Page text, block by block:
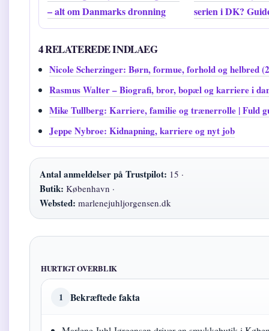
– alt om Danmarks dronning
serien i DK?
4 RELATEREDE INDLAEG
Nicole Scherzinger: Børn, formue, forhold og helbred
Rasmus Walter – Biografi, bror, bopæl og karriere i
Mike Tullberg: Karriere, familie og trænerrolle | Fuld
Jeppe Nybroe: Kidnapning, karriere og nyt job
Antal anmeldelser på Trustpilot: 15 ·
Butik: København ·
Websted: marlenejuhljorgensen.dk
HURTIGT OVERBLIK
1 Bekræftede fakta